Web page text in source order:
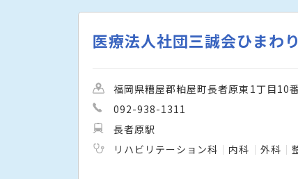
医療法人社団三誠会ひまわ
福岡県糟屋郡粕屋町長者原東1丁目10
092-938-1311
長者原駅
リハビリテーション科
内科 外科